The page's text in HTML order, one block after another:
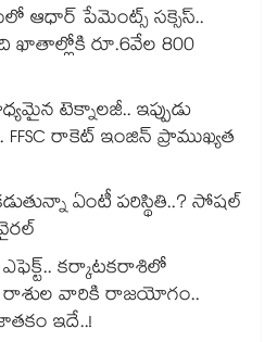
ఆధార్ పేమెంట్స్ సక్సెస్..
ఖాతాల్లోకి రూ.6వేల 800
టెక్నాలజీ.. ఇప్పుడు
రాకెట్ ఇంజిన్ ప్రాముఖ్యత
ఏంటీ పరిస్థితి..? సోషల్
ఎఫెక్ట్.. కర్కాటకరాశిలో
రాశుల వారికి రాజయోగం..
ఇదే..!